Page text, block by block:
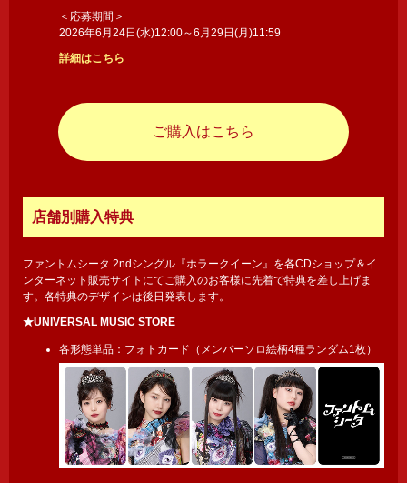
＜応募期間＞
2026年6月24日(水)12:00～6月29日(月)11:59
詳細はこちら
ご購入はこちら
店舗別購入特典
ファントムシータ 2ndシングル『ホラークイーン』を各CDショップ＆イ
ンターネット販売サイトにてご購入のお客様に先着で特典を差し上げま
す。各特典のデザインは後日発表します。
★UNIVERSAL MUSIC STORE
各形態単品：フォトカード（メンバーソロ絵柄4種ランダム1枚）